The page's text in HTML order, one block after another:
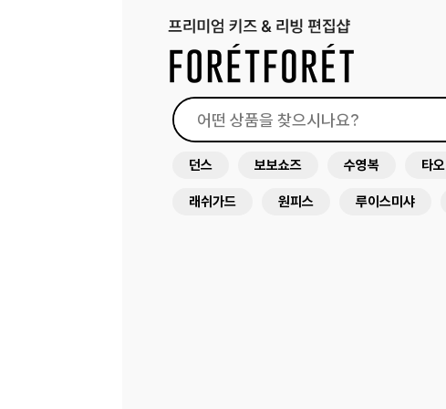
던스 보보쇼즈 수영복 타오
래쉬가드 원피스 루이스미샤